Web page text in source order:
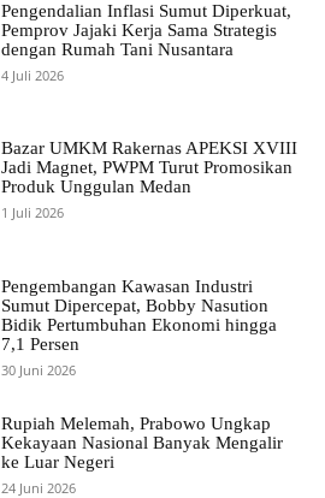
Pengendalian Inflasi Sumut Diperkuat,
Pemprov Jajaki Kerja Sama Strategis
dengan Rumah Tani Nusantara
4 Juli 2026
Bazar UMKM Rakernas APEKSI XVIII
Jadi Magnet, PWPM Turut Promosikan
Produk Unggulan Medan
1 Juli 2026
Pengembangan Kawasan Industri
Sumut Dipercepat, Bobby Nasution
Bidik Pertumbuhan Ekonomi hingga
7,1 Persen
30 Juni 2026
Rupiah Melemah, Prabowo Ungkap
Kekayaan Nasional Banyak Mengalir
ke Luar Negeri
24 Juni 2026